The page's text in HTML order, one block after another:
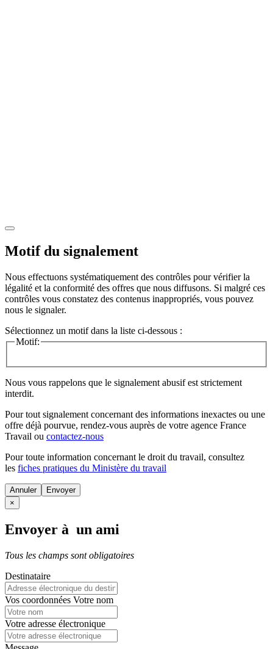
Motif du signalement
Nous effectuons systématiquement des contrôles pour vérifier la
légalité et la conformité des offres que nous diffusons. Si malgré ces
contrôles vous constatez des contenus inappropriés, vous pouvez
nous le signaler.
Sélectionnez un motif dans la liste ci-dessous :
Motif:
Nous vous rappelons que le signalement abusif est strictement
interdit.
Pour tout signalement concernant des informations inexactes ou une
offre déjà pourvue, rendez-vous auprès de votre agence France
Travail ou contactez-nous
Pour toute information concernant le droit du travail, consultez
les fiches pratiques du Ministère du travail
Annuler
×
Envoyer à un ami
Tous les champs sont obligatoires
Destinataire
Vos coordonnées Votre nom
Votre adresse électronique